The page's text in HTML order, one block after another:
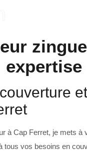
à Cap Ferret, je mets à
tous vos besoins en